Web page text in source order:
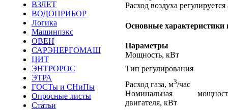
ВЗЛЕТ
ВОДОПРИБОР
Логика
Машинпэкс
ОВЕН
САРЭНЕРГОМАШ
ЦИТ
ЭНТРОРОС
ЭТРА
ГОСТы и СНиПы
Опросные листы
Статьи
Расход воздуха
Основные характеристики
Параметры
Мощность, кВт
Тип регулирования
Расход газа, м3/час
Номинальная
двигателя, кВт